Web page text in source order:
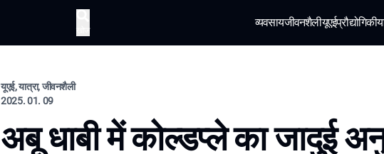
व्यवसायजीवनशैलीयूएईप्रौद्योगिकी
यूएई, यात्रा, जीवनशैली
2025. 01. 09
अबू धाबी में कोल्डप्ले का जादुई